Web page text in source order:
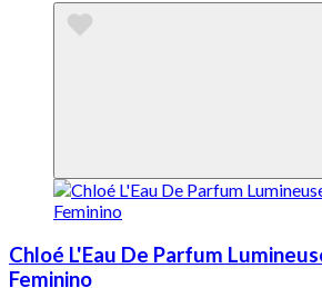
Chloé L'Eau De Parfum
Feminino